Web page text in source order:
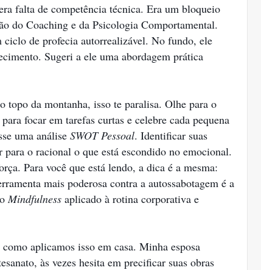
falta de competência técnica. Era um bloqueio
do Coaching e da Psicologia Comportamental.
ciclo de profecia autorrealizável. No fundo, ele
Sugeri a ele uma abordagem prática
topo da montanha, isso te paralisa. Olhe para o
focar em tarefas curtas e celebre cada pequena
uma análise SWOT Pessoal. Identificar suas
o racional o que está escondido no emocional.
Para você que está lendo, a dica é a mesma:
mais poderosa contra a autossabotagem é a
Mindfulness aplicado à rotina corporativa e
aplicamos isso em casa. Minha esposa
às vezes hesita em precificar suas obras